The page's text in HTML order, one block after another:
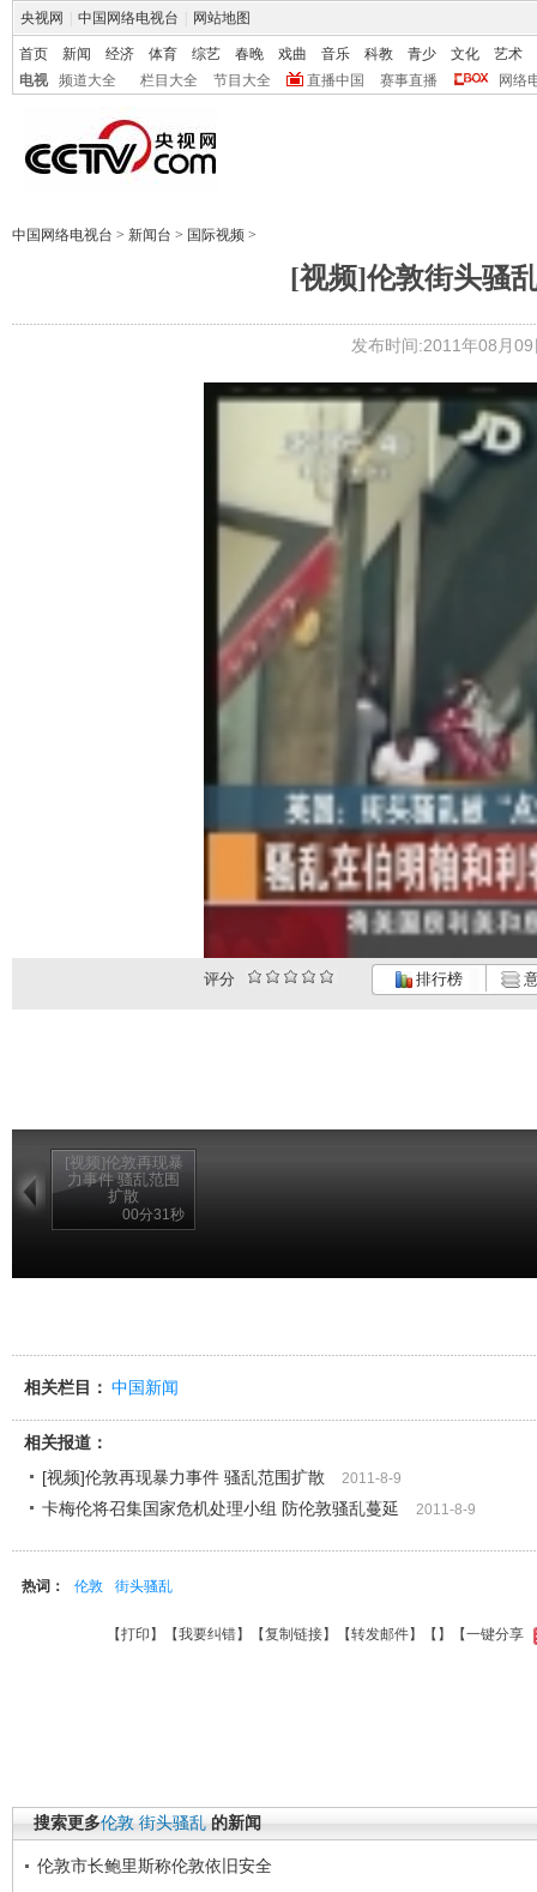
央视网 中国网络电视台 网站地图
首页 新闻 经济 体育 综艺 春晚 戏曲 音乐 科教 青少 文化
艺术
电视
频道大全 栏目大全 节目大全 直播中国 赛事直播 网络
中国网络电视台 > 新闻台 > 国际视频 >
[视频]伦敦街头骚
发布时间:2011年08月
评分 排行榜
[视频]伦敦再现暴
力事件 骚乱范围
扩散
00分31秒
相关栏目： 中国新闻
相关报道：
[视频]伦敦再现暴力事件 骚乱范围扩散
2011-8-9
卡梅伦将召集国家危机处理小组 防伦敦骚乱蔓延 2011-8-9
热词： 伦敦 街头骚乱
【打印 】【我要纠错】【复制链接】【转发邮件】【 】 【一键分享
搜索更多伦敦 街头骚乱 的新闻
伦敦市长鲍里斯称伦敦依旧安全